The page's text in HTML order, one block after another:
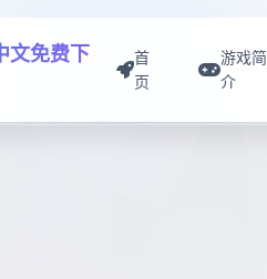
文免费下
首
页
游戏简
介